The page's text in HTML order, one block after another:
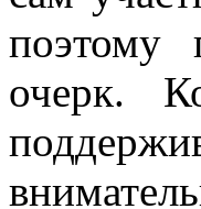
поэтому
очерк.